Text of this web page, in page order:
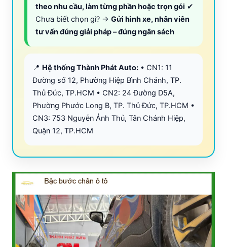
theo nhu cầu, làm từng phần hoặc trọn gói ✔
Chưa biết chọn gì? → Gửi hình xe, nhân viên
tư vấn đúng giải pháp – đúng ngân sách
📍 Hệ thống Thành Phát Auto: • CN1: 11
Đường số 12, Phường Hiệp Bình Chánh, TP.
Thủ Đức, TP.HCM • CN2: 24 Đường D5A,
Phường Phước Long B, TP. Thủ Đức, TP.HCM •
CN3: 753 Nguyễn Ảnh Thủ, Tân Chánh Hiệp,
Quận 12, TP.HCM